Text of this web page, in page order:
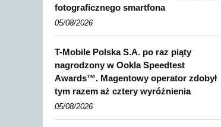
fotograficznego smartfona
05/08/2026
T-Mobile Polska S.A. po raz piąty
nagrodzony w Ookla Speedtest
Awards™. Magentowy operator zdobył
tym razem aż cztery wyróżnienia
05/08/2026